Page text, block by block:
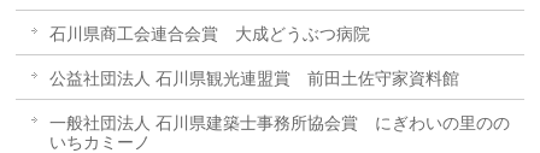
石川県商工会連合会賞 大成どうぶつ病院
公益社団法人 石川県観光連盟賞 前田土佐守家資料館
一般社団法人 石川県建築士事務所協会賞 にぎわいの里のの
いちカミーノ